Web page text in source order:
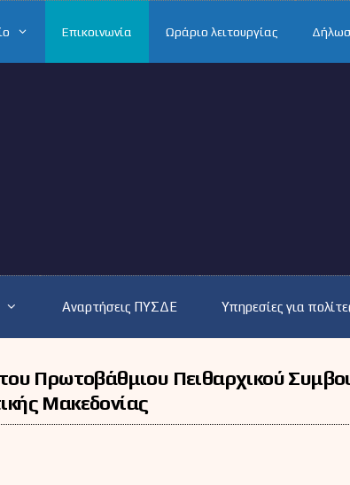
Επικοινωνία Ωράριο λειτουργίας
Αναρτήσεις ΠΥΣΔΕ Υπηρεσίες για
Πρωτοβάθμιου Πειθαρχικού
Μακεδονίας